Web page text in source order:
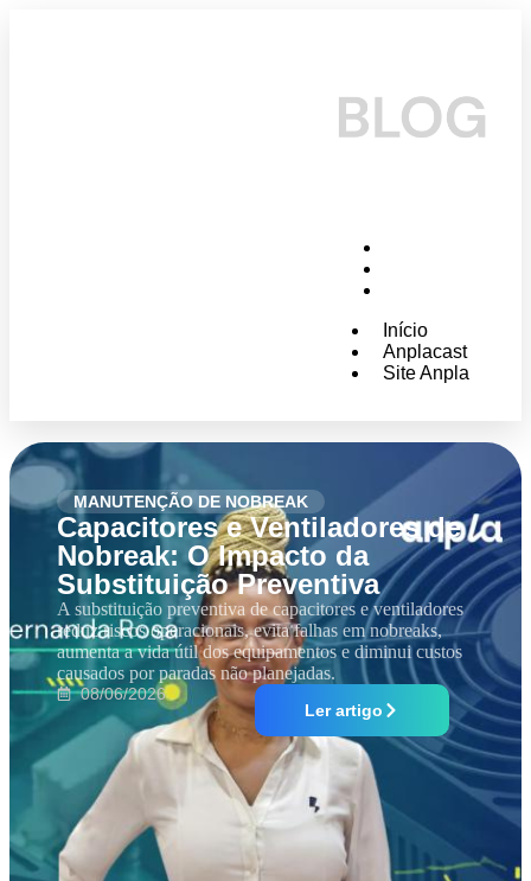
Início
Anplacast
Site Anpla
MANUTENÇÃO DE NOBREAK
Capacitores e Ventiladores de
Nobreak: O Impacto da
Substituição Preventiva
A substituição preventiva de capacitores e ventiladores
reduz riscos operacionais, evita falhas em nobreaks,
aumenta a vida útil dos equipamentos e diminui custos
causados por paradas não planejadas.
08/06/2026
Ler artigo